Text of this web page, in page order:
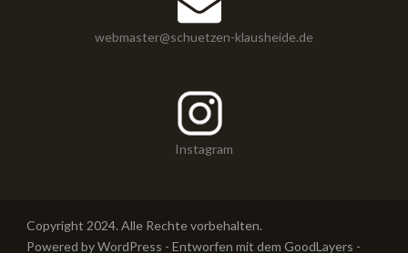
webmaster@schuetzen-klausheide.de
Instagram
Copyright 2024. Alle Rechte vorbehalten.
Powered by WordPress - Entworfen mit dem GoodLayers -